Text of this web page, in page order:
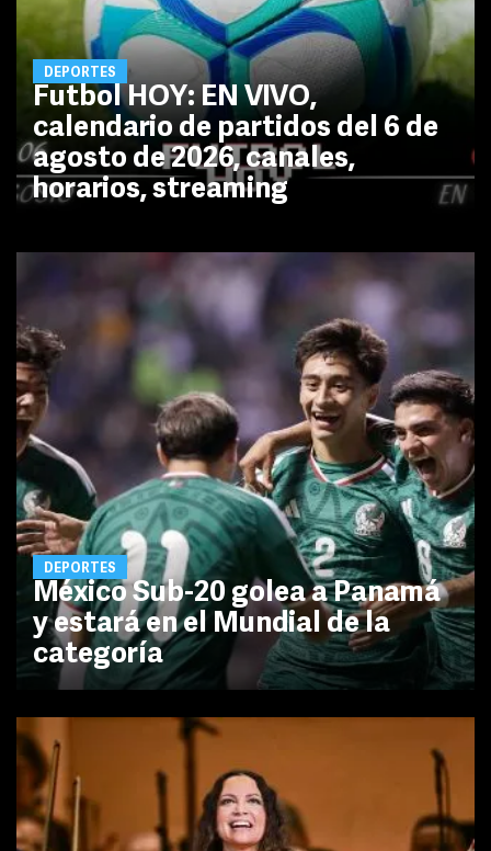
DEPORTES
Futbol HOY: EN VIVO,
calendario de partidos del 6 de
agosto de 2026, canales,
horarios, streaming
DEPORTES
México Sub-20 golea a Panamá
y estará en el Mundial de la
categoría